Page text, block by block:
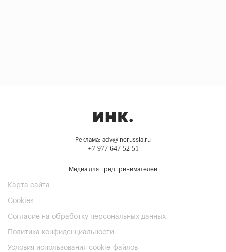
Реклама: adv@incrussia.ru
+7 977 647 52 51
Медиа для предпринимателей
Карта сайта
Cookies
Согласие на обработку персональных данных
Политика конфиденциальности
Условия использования cookie-файлов